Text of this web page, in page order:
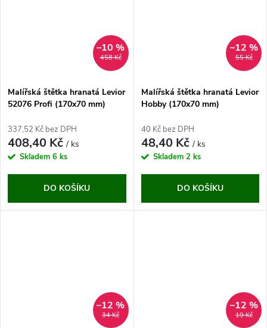
458 Kč
–10 %
Malířská štětka hranatá Levior
52076 Profi (170x70 mm)
337,52 Kč bez DPH
408,40 Kč/ ks
Skladem 6 ks
DO KOŠÍKU
55 Kč
–12 %
Malířská štětka hranatá Levior
Hobby (170x70 mm)
40 Kč bez DPH
48,40 Kč/ ks
Skladem 2 ks
DO KOŠÍKU
34 Kč
–12 %
19 Kč
–12 %